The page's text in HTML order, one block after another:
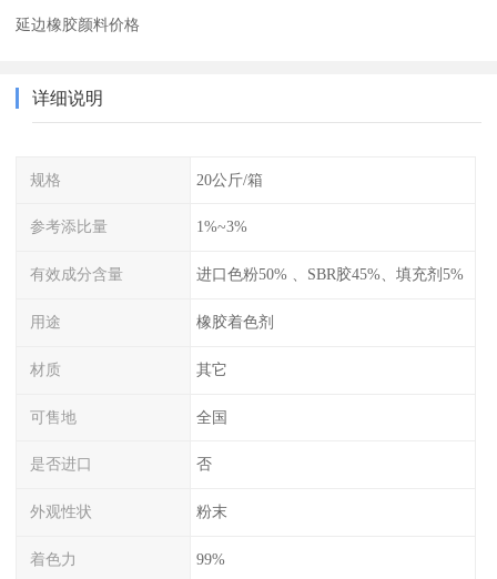
延边橡胶颜料价格
详细说明
规格 20公斤/箱
参考添比量 1%~3%
有效成分含量 进口色粉50% 、SBR胶45%、填充剂5%
用途 橡胶着色剂
材质 其它
可售地 全国
是否进口 否
外观性状 粉末
着色力 99%